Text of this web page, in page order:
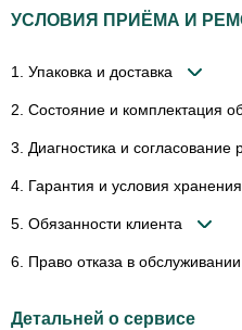
УСЛОВИЯ ПРИЁМА И
1. Упаковка и доставка
2. Состояние и комплектация
3. Диагностика и согласование
4. Гарантия и условия хранения
5. Обязанности клиента
6. Право отказа в обслуживании
Детальней о сервисе